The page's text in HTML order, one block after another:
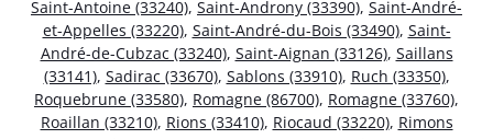
Saint-Antoine (33240), Saint-Androny (33390), Saint-André-
et-Appelles (33220), Saint-André-du-Bois (33490), Saint-
André-de-Cubzac (33240), Saint-Aignan (33126), Saillans
(33141), Sadirac (33670), Sablons (33910), Ruch (33350),
Roquebrune (33580), Romagne (86700), Romagne (33760),
Roaillan (33210), Rions (33410), Riocaud (33220), Rimons